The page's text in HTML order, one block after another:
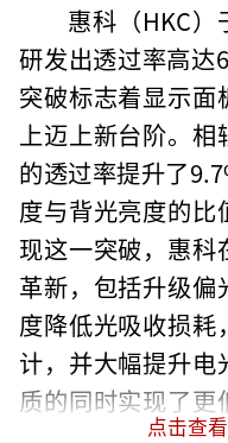
惠科（HKC
研发出透过率高达
突破标志着显示
上迈上新台阶。
的透过率提升了
度与背光亮度的比
现这一突破，惠
革新，包括升级偏
度降低光吸收损
计，并大幅提升电
质的同时实现了
点击查